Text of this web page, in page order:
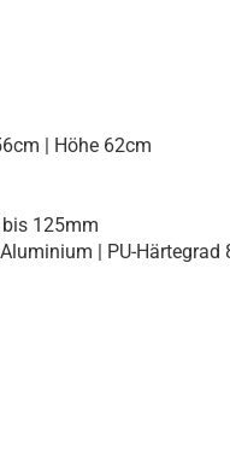
| Höhe 62cm
125mm
| PU-Härtegrad